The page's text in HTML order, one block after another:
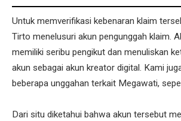
Untuk memverifikasi kebenaran klaim
Tirto menelusuri akun pengunggah klaim.
memiliki seribu pengikut dan menuliskan
akun sebagai akun kreator digital. Kami
beberapa unggahan terkait Megawati,
Dari situ diketahui bahwa akun tersebut